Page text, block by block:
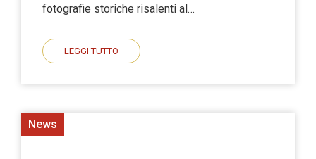
fotografie storiche risalenti al…
LEGGI TUTTO
News